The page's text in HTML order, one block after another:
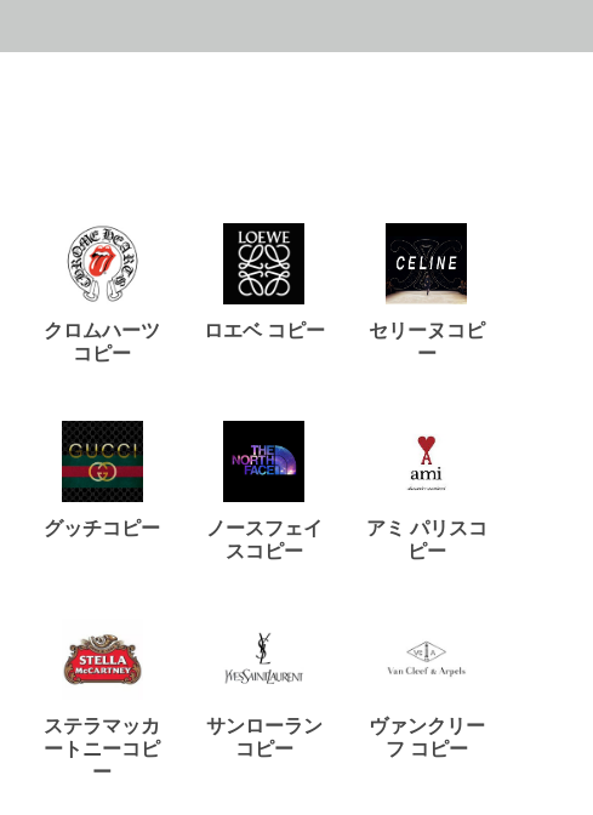
クロムハーツ
コピー
ロエベ コピー
セリーヌコピ
ー
グッチコピー
ノースフェイ
スコピー
アミ パリスコ
ピー
ステラマッカ
ートニーコピ
ー
サンローラン
コピー
ヴァンクリー
フ コピー